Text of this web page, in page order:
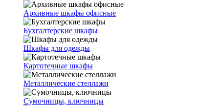
Архивные шкафы офисные
Бухгалтерские шкафы
Шкафы для одежды
Картотечные шкафы
Металлические стеллажи
Сумочницы, ключницы